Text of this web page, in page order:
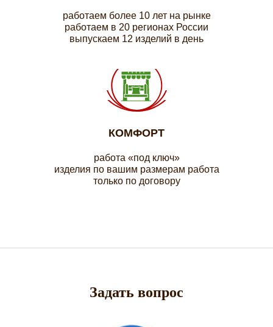
работаем более 10 лет на рынке
работаем в 20 регионах России
выпускаем 12 изделий в день
КОМФОРТ
работа «под ключ»
изделия по вашим размерам работа
только по договору
Задать вопрос